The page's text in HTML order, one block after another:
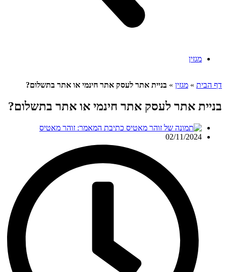
מגזין
דף הבית » מגזין » בניית אתר לעסק אתר חינמי או אתר בתשלום?
בניית אתר לעסק אתר חינמי או אתר בתשלום?
כתיבת המאמר: זוהר מאטיס
02/11/2024